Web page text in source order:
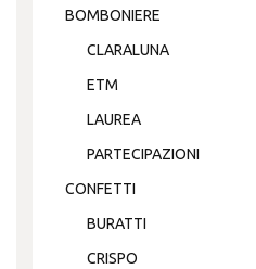
BOMBONIERE
CLARALUNA
ETM
LAUREA
PARTECIPAZIONI
CONFETTI
BURATTI
CRISPO